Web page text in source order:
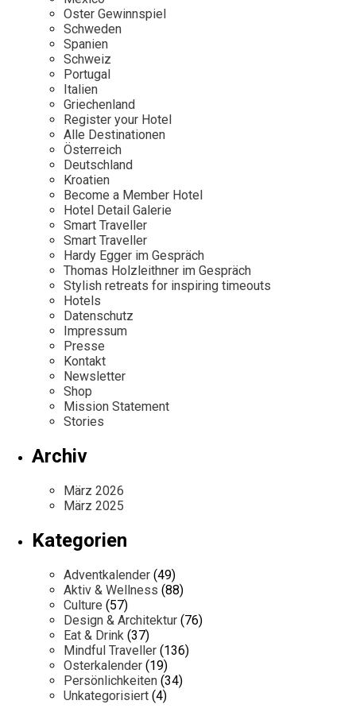
Mexico
Niederlande
Österreich
Portugal
Schweden
Spanien
Schweiz
Persönlichkeiten
Our Story
Career
Kontakt
Impressum
Oster Gewinnspiel
Schweden
Spanien
Schweiz
Portugal
Italien
Griechenland
Register your Hotel
Alle Destinationen
Österreich
Deutschland
Kroatien
Become a Member Hotel
Hotel Detail Galerie
Smart Traveller
Smart Traveller
Hardy Egger im Gespräch
Thomas Holzleithner im Gespräch
Stylish retreats for inspiring timeouts
Hotels
Datenschutz
Impressum
Presse
Kontakt
Newsletter
Shop
Mission Statement
Stories
Archiv
März 2026
März 2025
Kategorien
Adventkalender (49)
Aktiv & Wellness (88)
Culture (57)
Design & Architektur (76)
Eat & Drink (37)
Mindful Traveller (136)
Osterkalender (19)
Persönlichkeiten (34)
Unkategorisiert (4)